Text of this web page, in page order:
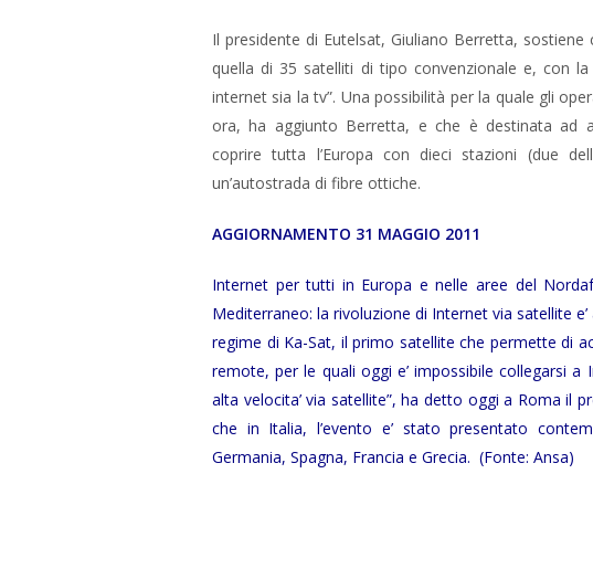
Il presidente di Eutelsat, Giuliano Berretta,
quella di 35 satelliti di tipo convenzionale e, con
internet sia la tv”. Una possibilità per la quale gli
ora, ha aggiunto Berretta, e che è destinata ad
coprire tutta l’Europa con dieci stazioni (due
un’autostrada di fibre ottiche.
AGGIORNAMENTO 31 MAGGIO 2011
Internet per tutti in Europa e nelle aree del
Mediterraneo: la rivoluzione di Internet via satellite
regime di Ka-Sat, il primo satellite che permette di
remote, per le quali oggi e’ impossibile collegarsi
alta velocita’ via satellite”, ha detto oggi a Roma il
che in Italia, l’evento e’ stato presentato
Germania, Spagna, Francia e Grecia. (Fonte: Ansa)